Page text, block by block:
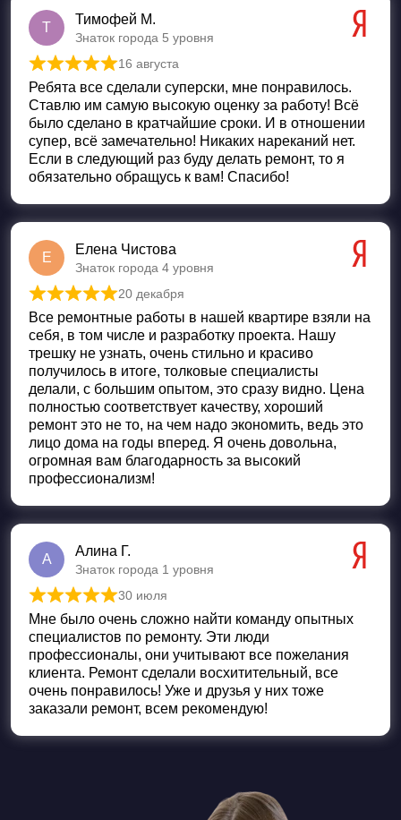
Т
Тимофей М.
Знаток города 5 уровня
Оценка5 из 5
16 августа
Ребята все сделали суперски, мне понравилось.
Ставлю им самую высокую оценку за работу! Всё
было сделано в кратчайшие сроки. И в отношении
супер, всё замечательно! Никаких нареканий нет.
Если в следующий раз буду делать ремонт, то я
обязательно обращусь к вам! Спасибо!
Е
Елена Чистова
Знаток города 4 уровня
Оценка5 из 5
20 декабря
Все ремонтные работы в нашей квартире взяли на
себя, в том числе и разработку проекта. Нашу
трешку не узнать, очень стильно и красиво
получилось в итоге, толковые специалисты
делали, с большим опытом, это сразу видно. Цена
полностью соответствует качеству, хороший
ремонт это не то, на чем надо экономить, ведь это
лицо дома на годы вперед. Я очень довольна,
огромная вам благодарность за высокий
профессионализм!
А
Алина Г.
Знаток города 1 уровня
Оценка 5 из 5
30 июля
Мне было очень сложно найти команду опытных
специалистов по ремонту. Эти люди
профессионалы, они учитывают все пожелания
клиента. Ремонт сделали восхитительный, все
очень понравилось! Уже и друзья у них тоже
заказали ремонт, всем рекомендую!